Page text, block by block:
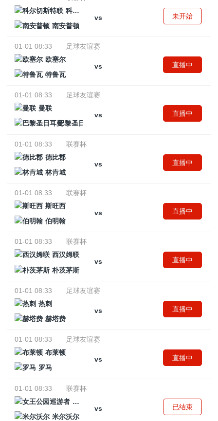
科尔切斯特联
vs
南安普顿
未开始
01-01 08:33
足球友谊赛
欧塞尔
vs
特鲁瓦
直播中
01-01 08:33
足球友谊赛
曼联
vs
巴黎圣日耳曼
直播中
01-01 08:33
联赛杯
德比郡
vs
林肯城
直播中
01-01 08:33
联赛杯
斯旺西
vs
伯明翰
直播中
01-01 08:33
联赛杯
西汉姆联
vs
朴茨茅斯
直播中
01-01 08:33
足球友谊赛
热刺
vs
赫塔费
直播中
01-01 08:33
足球友谊赛
布莱顿
vs
罗马
直播中
01-01 08:33
联赛杯
女王公园巡游者
vs
米尔沃尔
已结束